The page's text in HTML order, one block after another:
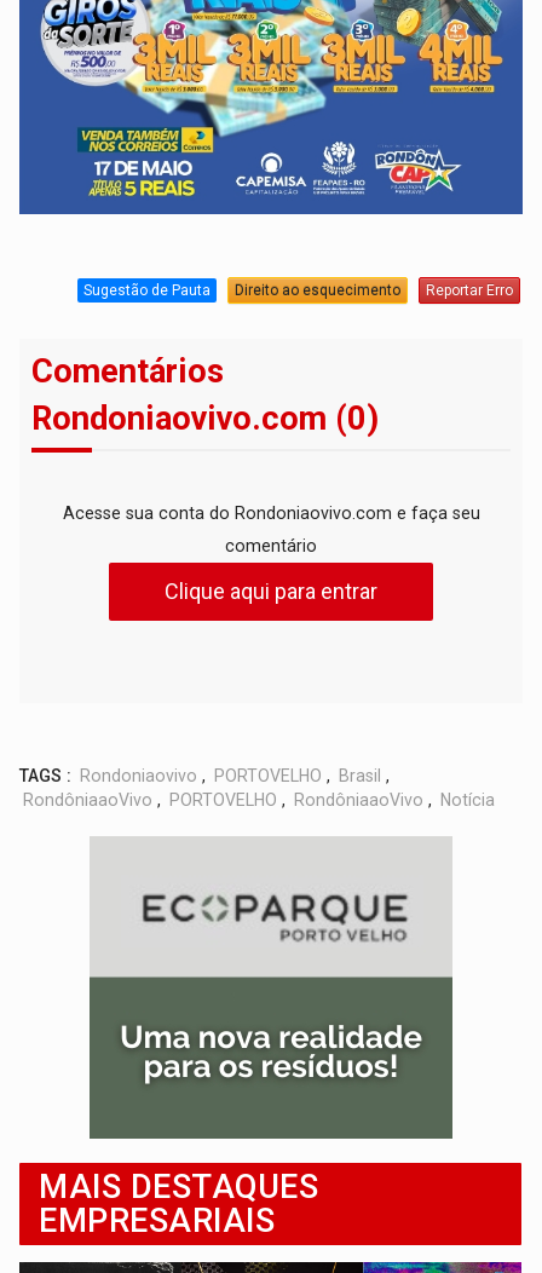
Sugestão de Pauta Direito ao esquecimento Reportar Erro
Comentários
Rondoniaovivo.com (0)
Acesse sua conta do Rondoniaovivo.com e faça seu
comentário
Clique aqui para entrar
TAGS : Rondoniaovivo , PORTOVELHO , Brasil ,
RondôniaaoVivo , PORTOVELHO , RondôniaaoVivo , Notícia
MAIS DESTAQUES
EMPRESARIAIS